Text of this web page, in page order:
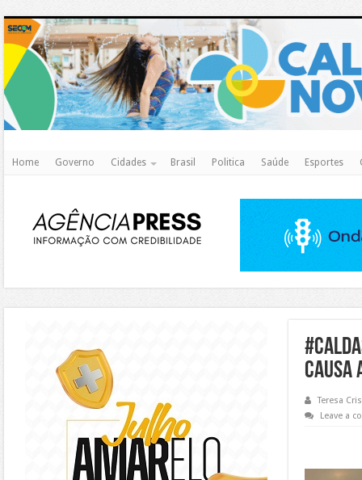
Home Governo Cidades Brasil Politica Saúde Esportes
Causa
Teresa
Leave a